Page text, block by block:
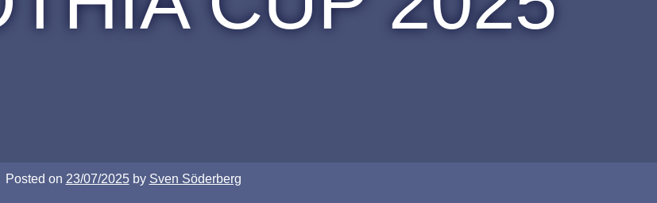
Posted on 23/07/2025by Sven Söderberg